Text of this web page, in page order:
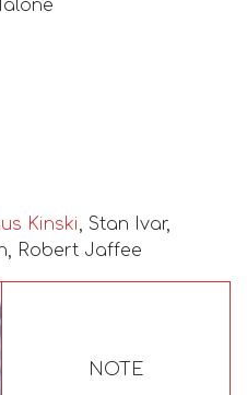
Kinski, Stan Ivar,
Robert Jaffee
NOTE